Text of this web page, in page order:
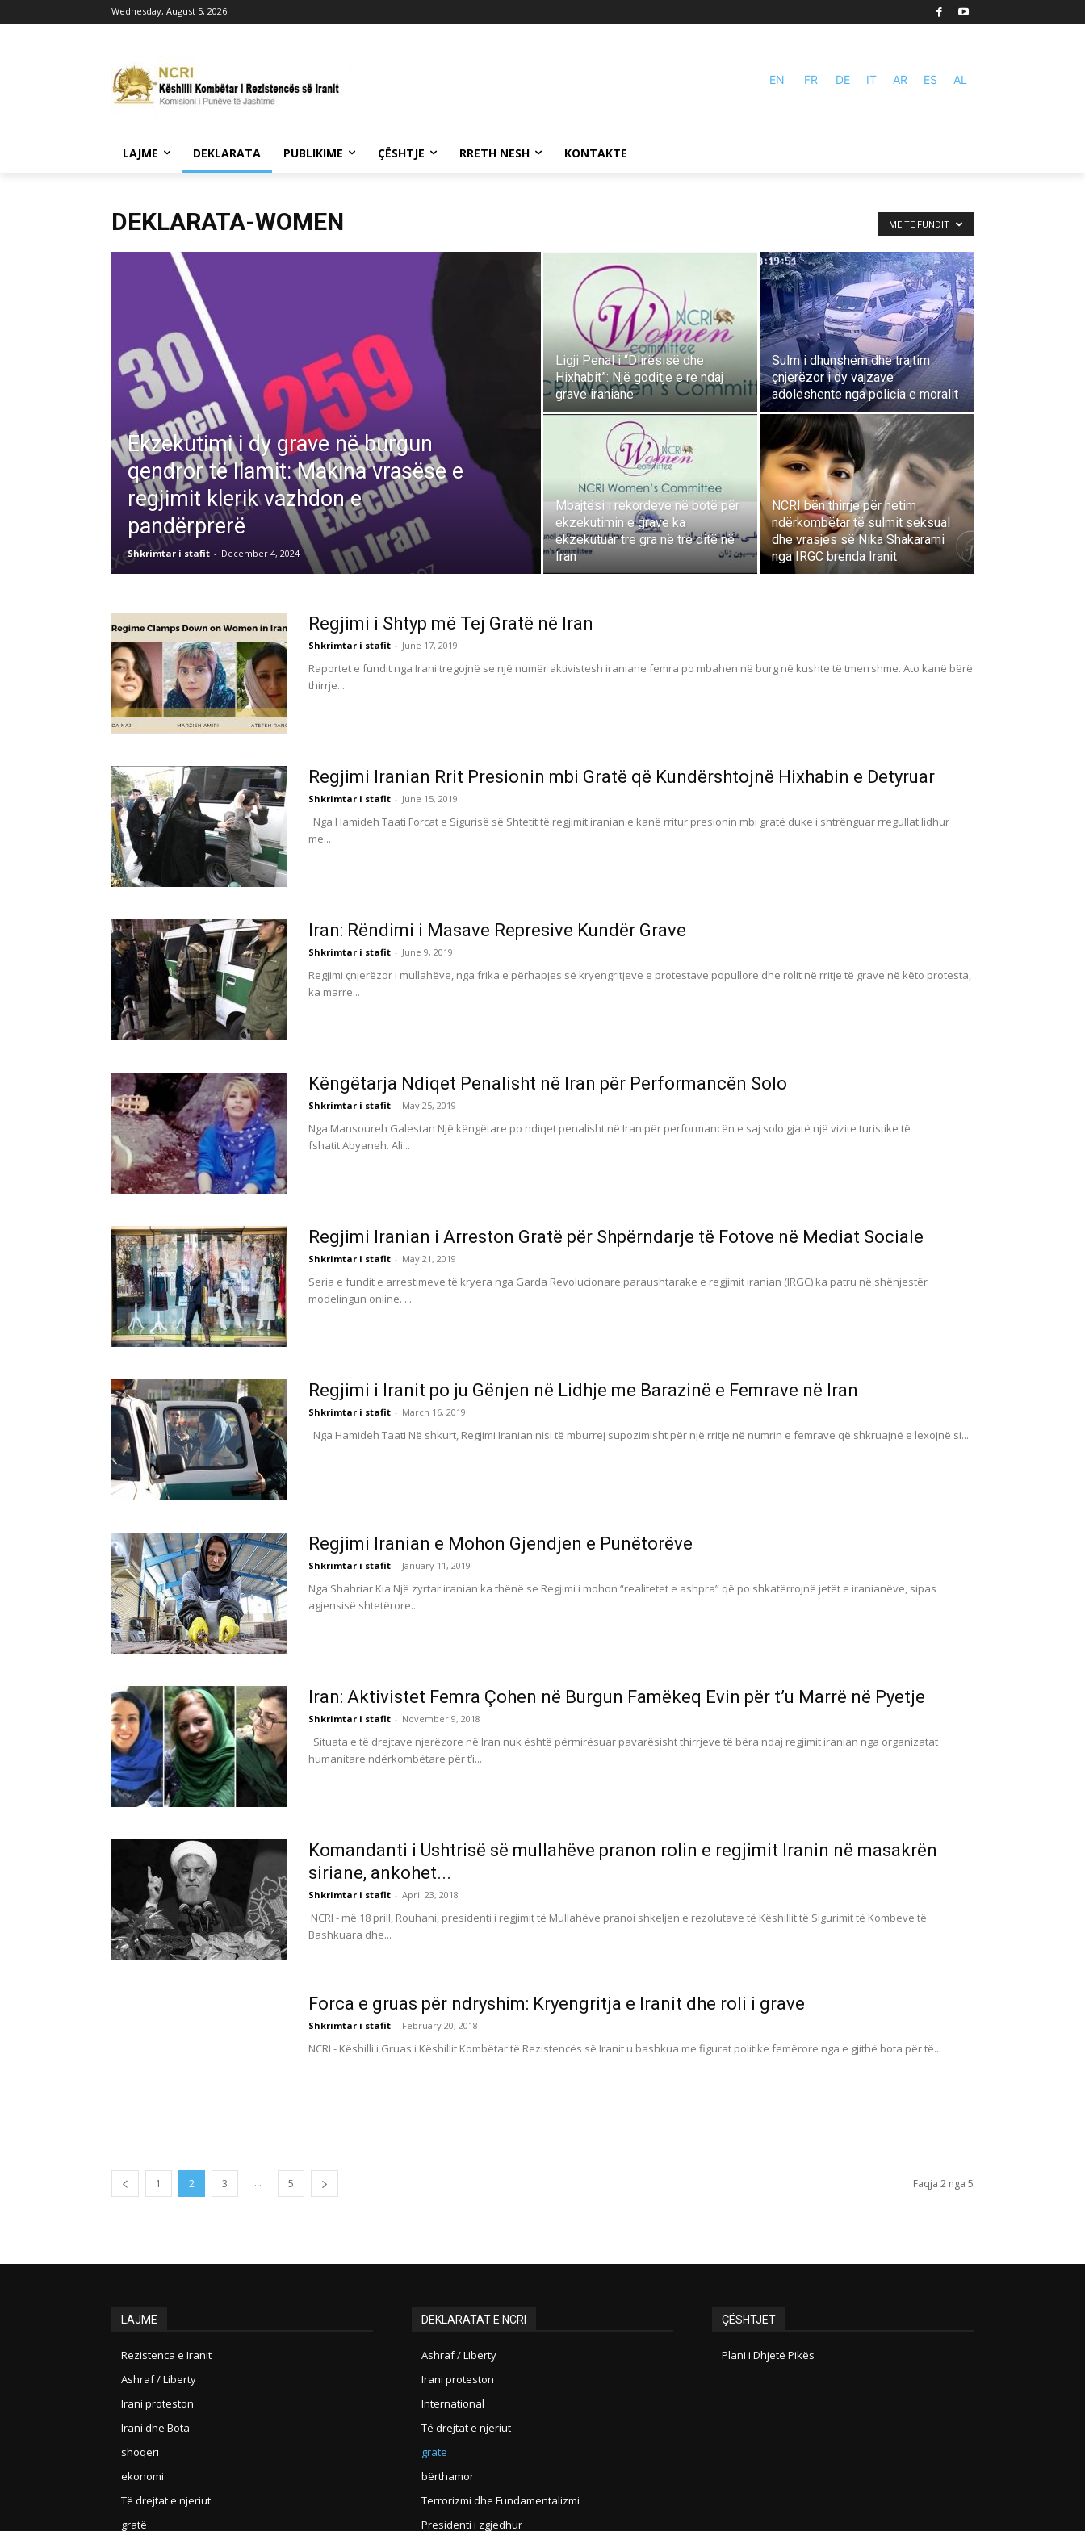
Wednesday, August 5, 2026
EN FR DE IT AR ES AL
LAJME DEKLARATA PUBLIKIME ÇËSHTJE RRETH NESH KONTAKTE
DEKLARATA-WOMEN MË TË FUNDIT
Ekzekutimi i dy grave në burgun
qendror të Ilamit: Makina vrasëse e
regjimit klerik vazhdon e
pandërprerë
Shkrimtar i stafit - December 4, 2024
Ligji Penal i “Dlirësisë dhe
Hixhabit”: Një goditje e re ndaj
grave iraniane
Sulm i dhunshëm dhe trajtim
çnjerëzor i dy vajzave
adoleshente nga policia e moralit
Mbajtësi i rekordeve në botë për
ekzekutimin e grave ka
ekzekutuar tre gra në tre ditë në
Iran
NCRI bën thirrje për hetim
ndërkombëtar të sulmit seksual
dhe vrasjes së Nika Shakarami
nga IRGC brenda Iranit
Regjimi i Shtyp më Tej Gratë në Iran
Shkrimtar i stafit - June 17, 2019
Raportet e fundit nga Irani tregojnë se një numër aktivistesh iraniane femra po mbahen në burg në kushte të tmerrshme. Ato kanë bërë
thirrje...
Regjimi Iranian Rrit Presionin mbi Gratë që Kundërshtojnë Hixhabin e Detyruar
Shkrimtar i stafit - June 15, 2019
Nga Hamideh Taati Forcat e Sigurisë së Shtetit të regjimit iranian e kanë rritur presionin mbi gratë duke i shtrënguar rregullat lidhur
me...
Iran: Rëndimi i Masave Represive Kundër Grave
Shkrimtar i stafit - June 9, 2019
Regjimi çnjerëzor i mullahëve, nga frika e përhapjes së kryengritjeve e protestave popullore dhe rolit në rritje të grave në këto protesta,
ka marrë...
Këngëtarja Ndiqet Penalisht në Iran për Performancën Solo
Shkrimtar i stafit - May 25, 2019
Nga Mansoureh Galestan Një këngëtare po ndiqet penalisht në Iran për performancën e saj solo gjatë një vizite turistike të
fshatit Abyaneh. Ali...
Regjimi Iranian i Arreston Gratë për Shpërndarje të Fotove në Mediat Sociale
Shkrimtar i stafit - May 21, 2019
Seria e fundit e arrestimeve të kryera nga Garda Revolucionare paraushtarake e regjimit iranian (IRGC) ka patru në shënjestër
modelingun online. ...
Regjimi i Iranit po ju Gënjen në Lidhje me Barazinë e Femrave në Iran
Shkrimtar i stafit - March 16, 2019
Nga Hamideh Taati Në shkurt, Regjimi Iranian nisi të mburrej supozimisht për një rritje në numrin e femrave që shkruajnë e lexojnë si...
Regjimi Iranian e Mohon Gjendjen e Punëtorëve
Shkrimtar i stafit - January 11, 2019
Nga Shahriar Kia Një zyrtar iranian ka thënë se Regjimi i mohon “realitetet e ashpra” që po shkatërrojnë jetët e iranianëve, sipas
agjensisë shtetërore...
Iran: Aktivistet Femra Çohen në Burgun Famëkeq Evin për t’u Marrë në Pyetje
Shkrimtar i stafit - November 9, 2018
Situata e të drejtave njerëzore në Iran nuk është përmirësuar pavarësisht thirrjeve të bëra ndaj regjimit iranian nga organizatat
humanitare ndërkombëtare për t’i...
Komandanti i Ushtrisë së mullahëve pranon rolin e regjimit Iranin në masakrën
siriane, ankohet...
Shkrimtar i stafit - April 23, 2018
NCRI - më 18 prill, Rouhani, presidenti i regjimit të Mullahëve pranoi shkeljen e rezolutave të Këshillit të Sigurimit të Kombeve të
Bashkuara dhe...
Forca e gruas për ndryshim: Kryengritja e Iranit dhe roli i grave
Shkrimtar i stafit - February 20, 2018
NCRI - Këshilli i Gruas i Këshillit Kombëtar të Rezistencës së Iranit u bashkua me figurat politike femërore nga e gjithë bota për të...
1 2 3 ... 5 Faqja 2 nga 5
LAJME
Rezistenca e Iranit
Ashraf / Liberty
Irani proteston
Irani dhe Bota
shoqëri
ekonomi
Të drejtat e njeriut
gratë
DEKLARATAT E NCRI
Ashraf / Liberty
Irani proteston
International
Të drejtat e njeriut
gratë
bërthamor
Terrorizmi dhe Fundamentalizmi
Presidenti i zgjedhur
ÇËSHTJET
Plani i Dhjetë Pikës